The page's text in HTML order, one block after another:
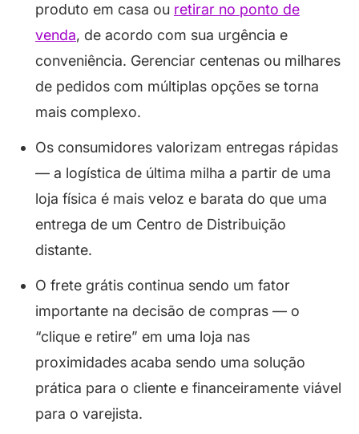
produto em casa ou retirar no ponto de
venda, de acordo com sua urgência e
conveniência. Gerenciar centenas ou milhares
de pedidos com múltiplas opções se torna
mais complexo.
Os consumidores valorizam entregas rápidas
— a logística de última milha a partir de uma
loja física é mais veloz e barata do que uma
entrega de um Centro de Distribuição
distante.
O frete grátis continua sendo um fator
importante na decisão de compras — o
“clique e retire” em uma loja nas
proximidades acaba sendo uma solução
prática para o cliente e financeiramente viável
para o varejista.